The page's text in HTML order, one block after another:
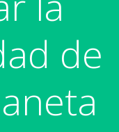
de